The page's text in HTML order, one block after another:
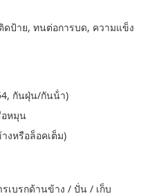
ดป้าย, ทนต่อการบด, ความแข็ง
กันฝุ่น/กันน้ํา)
อหมุน
งหรือล็อคเต็ม)
รเบรกด้านข้าง / ปั่น / เก็บ